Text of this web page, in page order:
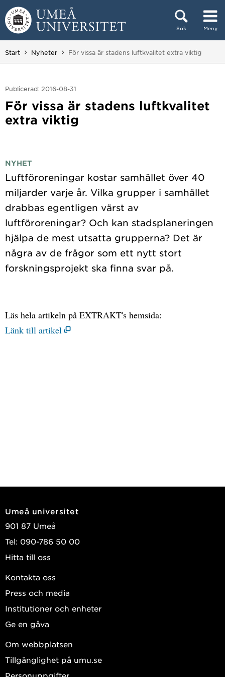
Hoppa direkt till innehållet
Sök Meny
Huvudmenyn dold.
Start Nyheter Du är här:
För vissa är stadens luftkvalitet extra viktig
Publicerad: 2016-08-31
För vissa är stadens luftkvalitet
extra viktig
NYHET
Luftföroreningar kostar samhället över 40
miljarder varje år. Vilka grupper i samhället
drabbas egentligen värst av
luftföroreningar? Och kan stadsplaneringen
hjälpa de mest utsatta grupperna? Det är
några av de frågor som ett nytt stort
Läs hela artikeln på EXTRAKT's hemsida:
Länk till artikel
Umeå universitet
901 87 Umeå
Tel: 090-786 50 00
Hitta till oss
Kontakta oss
Press och media
Institutioner och enheter
Ge en gåva
Om webbplatsen
Tillgänglighet på umu.se